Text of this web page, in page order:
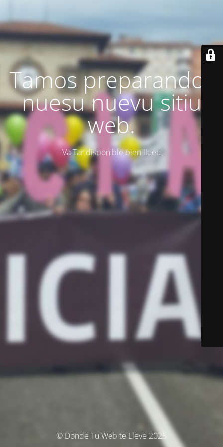
Tamos preparando'l
nuesu nuevu sitiu
web.
Va Tar disponible bien llueu
© Donde Tu Web te Lleve 2025